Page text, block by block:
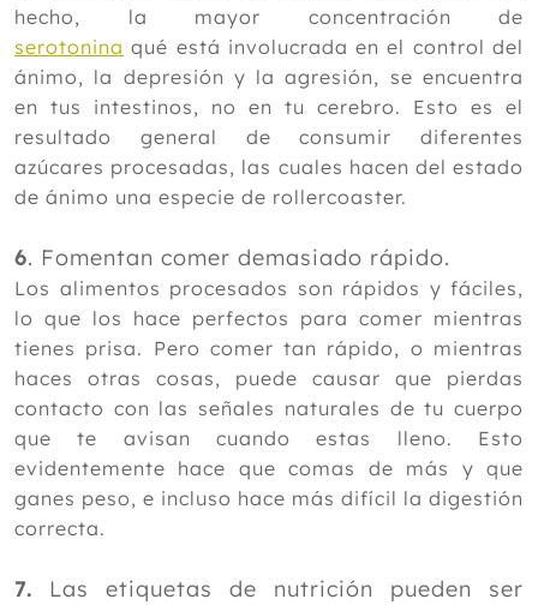
hecho, la mayor concentración de
serotonina qué está involucrada en el control del
ánimo, la depresión y la agresión, se encuentra
en tus intestinos, no en tu cerebro. Esto es el
resultado general de consumir diferentes
azúcares procesadas, las cuales hacen del estado
de ánimo una especie de rollercoaster.
6. Fomentan comer demasiado rápido.
Los alimentos procesados son rápidos y fáciles,
lo que los hace perfectos para comer mientras
tienes prisa. Pero comer tan rápido, o mientras
haces otras cosas, puede causar que pierdas
contacto con las señales naturales de tu cuerpo
que te avisan cuando estas lleno. Esto
evidentemente hace que comas de más y que
ganes peso, e incluso hace más difícil la digestión
correcta.
7. Las etiquetas de nutrición pueden ser